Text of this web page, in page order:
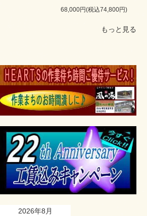
68,000円(税込74,800円)
もっと見る
2026年8月